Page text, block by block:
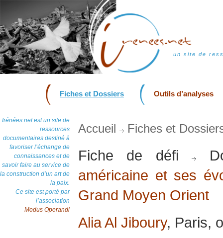
un site de
Fiches et Dossiers Outils d’analyses
Irénées.net est un site de
ressources
documentaires destiné à
favoriser l’échange de
connaissances et de
savoir faire au service de
la construction d’un art de
la paix.
Ce site est porté par
l’association
Modus Operandi
Accueil Fiches et
Fiche de défi
américaine et ses
Grand Moyen Orient
Alia Al Jiboury, Paris,